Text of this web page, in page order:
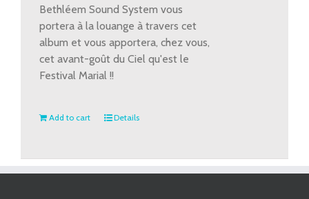
Bethléem Sound System vous
portera à la louange à travers cet
album et vous apportera, chez vous,
cet avant-goût du Ciel qu'est le
Festival Marial !!
Add to cart Details